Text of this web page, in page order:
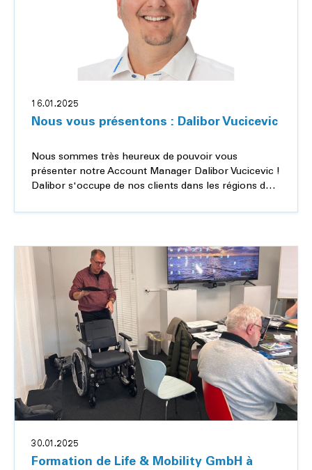
16.01.2025
Nous vous présentons : Dalibor Vucicevic
Nous sommes très heureux de pouvoir vous
présenter notre Account Manager Dalibor Vucicevic !
Dalibor s'occupe de nos clients dans les régions de
30.01.2025
Formation de Life & Mobility GmbH à